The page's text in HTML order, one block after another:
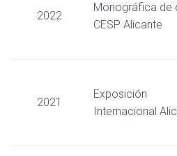
2022
Monográfica de
CESP Alicante
2021
Exposición
Internacional